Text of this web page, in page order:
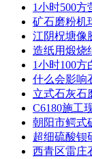
1小时500方
矿石磨粉机
江阴柷塘像
造纸用煅烧
1小时100
什么会影响
立式石灰石
C6180施工
朝阳市鳄式
超细硫酸钡
西青区雷庄